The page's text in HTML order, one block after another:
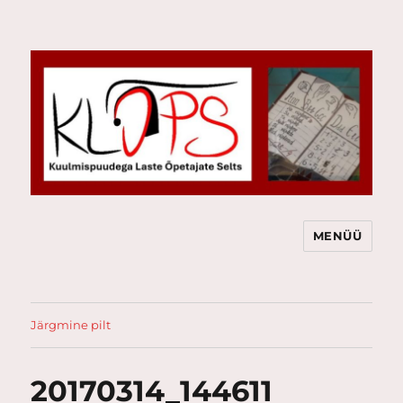
MENÜÜ
Järgmine pilt
20170314_144611